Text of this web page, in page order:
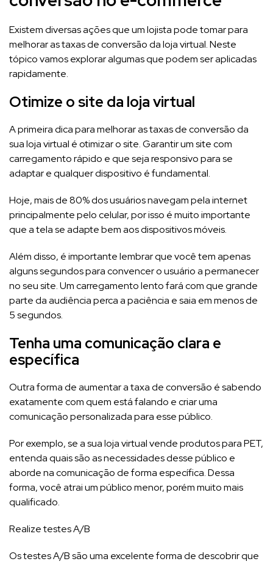
Existem diversas ações que um lojista pode tomar para
melhorar as taxas de conversão da loja virtual. Neste
tópico vamos explorar algumas que podem ser aplicadas
rapidamente.
Otimize o site da loja virtual
A primeira dica para melhorar as taxas de conversão da
sua loja virtual é otimizar o site. Garantir um site com
carregamento rápido e que seja responsivo para se
adaptar e qualquer dispositivo é fundamental.
Hoje, mais de 80% dos usuários navegam pela internet
principalmente pelo celular, por isso é muito importante
que a tela se adapte bem aos dispositivos móveis.
Além disso, é importante lembrar que você tem apenas
alguns segundos para convencer o usuário a permanecer
no seu site. Um carregamento lento fará com que grande
parte da audiência perca a paciência e saia em menos de
5 segundos.
Tenha uma comunicação clara e
específica
Outra forma de aumentar a taxa de conversão é sabendo
exatamente com quem está falando e criar uma
comunicação personalizada para esse público.
Por exemplo, se a sua loja virtual vende produtos para PET,
entenda quais são as necessidades desse público e
aborde na comunicação de forma específica. Dessa
forma, você atrai um público menor, porém muito mais
qualificado.
Realize testes A/B
Os testes A/B são uma excelente forma de descobrir que